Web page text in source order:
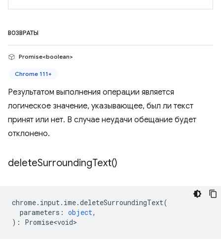
ВОЗВРАТЫ
Promise<boolean>
Chrome 111+
Результатом выполнения операции является
логическое значение, указывающее, был ли текст
принят или нет. В случае неудачи обещание будет
отклонено.
deleteSurroundingText()
chrome. input. ime.deleteSurroundingText(
parameters : object,
) : Promise<void>